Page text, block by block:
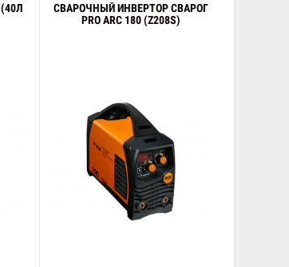
СВАРОЧНЫЙ ИНВЕРТОР СВАРОГ
PRO ARC 180 (Z208S)